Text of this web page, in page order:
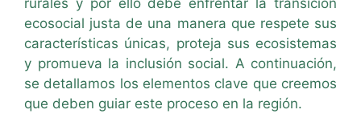
rurales y por ello debe enfrentar la transición
ecosocial justa de una manera que respete sus
características únicas, proteja sus ecosistemas
y promueva la inclusión social. A continuación,
se detallamos los elementos clave que creemos
que deben guiar este proceso en la región.